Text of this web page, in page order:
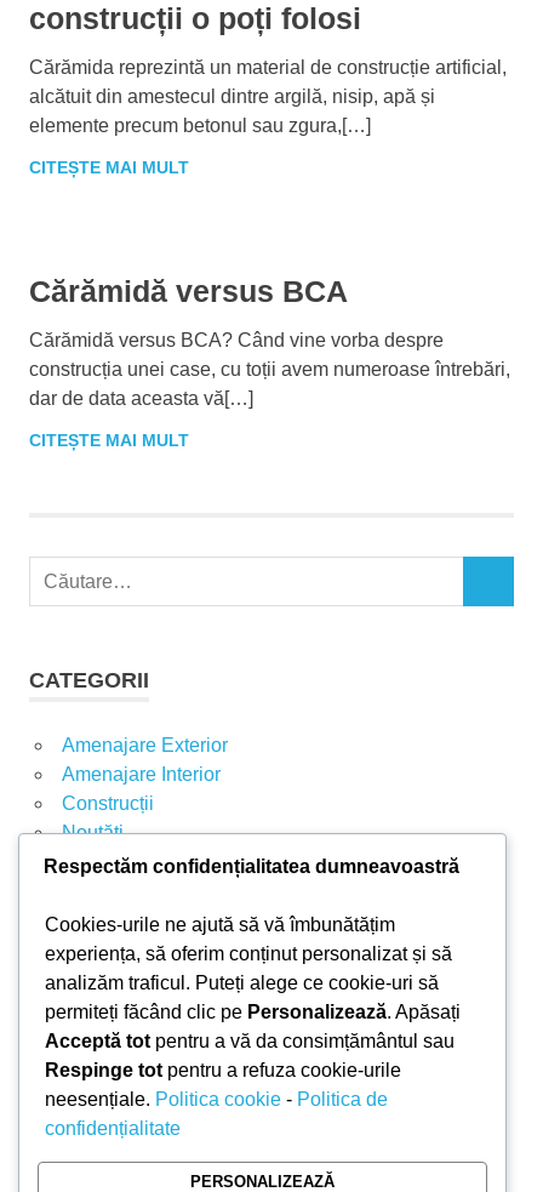
construcții o poți folosi
Cărămida reprezintă un material de construcție artificial,
alcătuit din amestecul dintre argilă, nisip, apă și
elemente precum betonul sau zgura,[…]
CITEȘTE MAI MULT
Cărămidă versus BCA
Cărămidă versus BCA? Când vine vorba despre
construcția unei case, cu toții avem numeroase întrebări,
dar de data aceasta vă[…]
CITEȘTE MAI MULT
ă
u
p
ă
:
CATEGORII
Amenajare Exterior
Amenajare Interior
Construcții
Noutăți
ARTICOLE RECENTE
Parchet laminat sau SPC? Diferențele care
contează
Materiale pentru zidărie – avantajele fiecărei soluții
și când se folosesc
Ghid practic pentru alegerea vopselei lavabile
pentru fiecare încăpere
Produse indispensabile pentru lucrările de
Respectăm confidențialitatea dumneavoastră
Cookies-urile ne ajută să vă îmbunătățim
experiența, să oferim conținut personalizat și să
analizăm traficul. Puteți alege ce cookie-uri să
permiteți făcând clic pe Personalizează. Apăsați
Acceptă tot pentru a vă da consimțământul sau
Respinge tot pentru a refuza cookie-urile
neesențiale. Politica cookie - Politica de
confidențialitate
PERSONALIZEAZĂ